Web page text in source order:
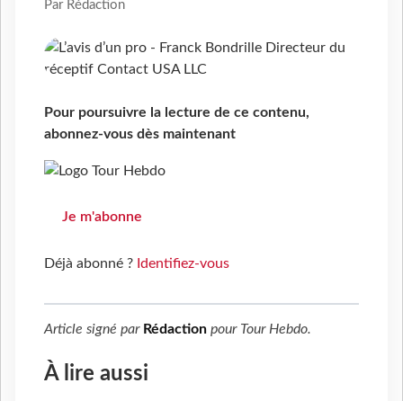
Par Rédaction
Pour poursuivre la lecture de ce contenu,
abonnez-vous dès maintenant
Je m'abonne
Déjà abonné ? Identifiez-vous
Article signé par Rédaction pour Tour Hebdo.
À lire aussi